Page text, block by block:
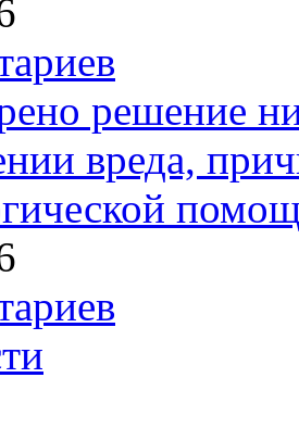
решение
вреда,